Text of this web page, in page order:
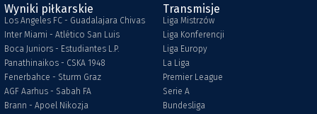
Wyniki piłkarskie
Los Angeles FC - Guadalajara Chivas
Inter Miami - Atlético San Luis
Boca Juniors - Estudiantes L.P.
Panathinaikos - CSKA 1948
Fenerbahce - Sturm Graz
AGF Aarhus - Sabah FA
Brann - Apoel Nikozja
Transmisje
Liga Mistrzów
Liga Konferencji
Liga Europy
La Liga
Premier League
Serie A
Bundesliga